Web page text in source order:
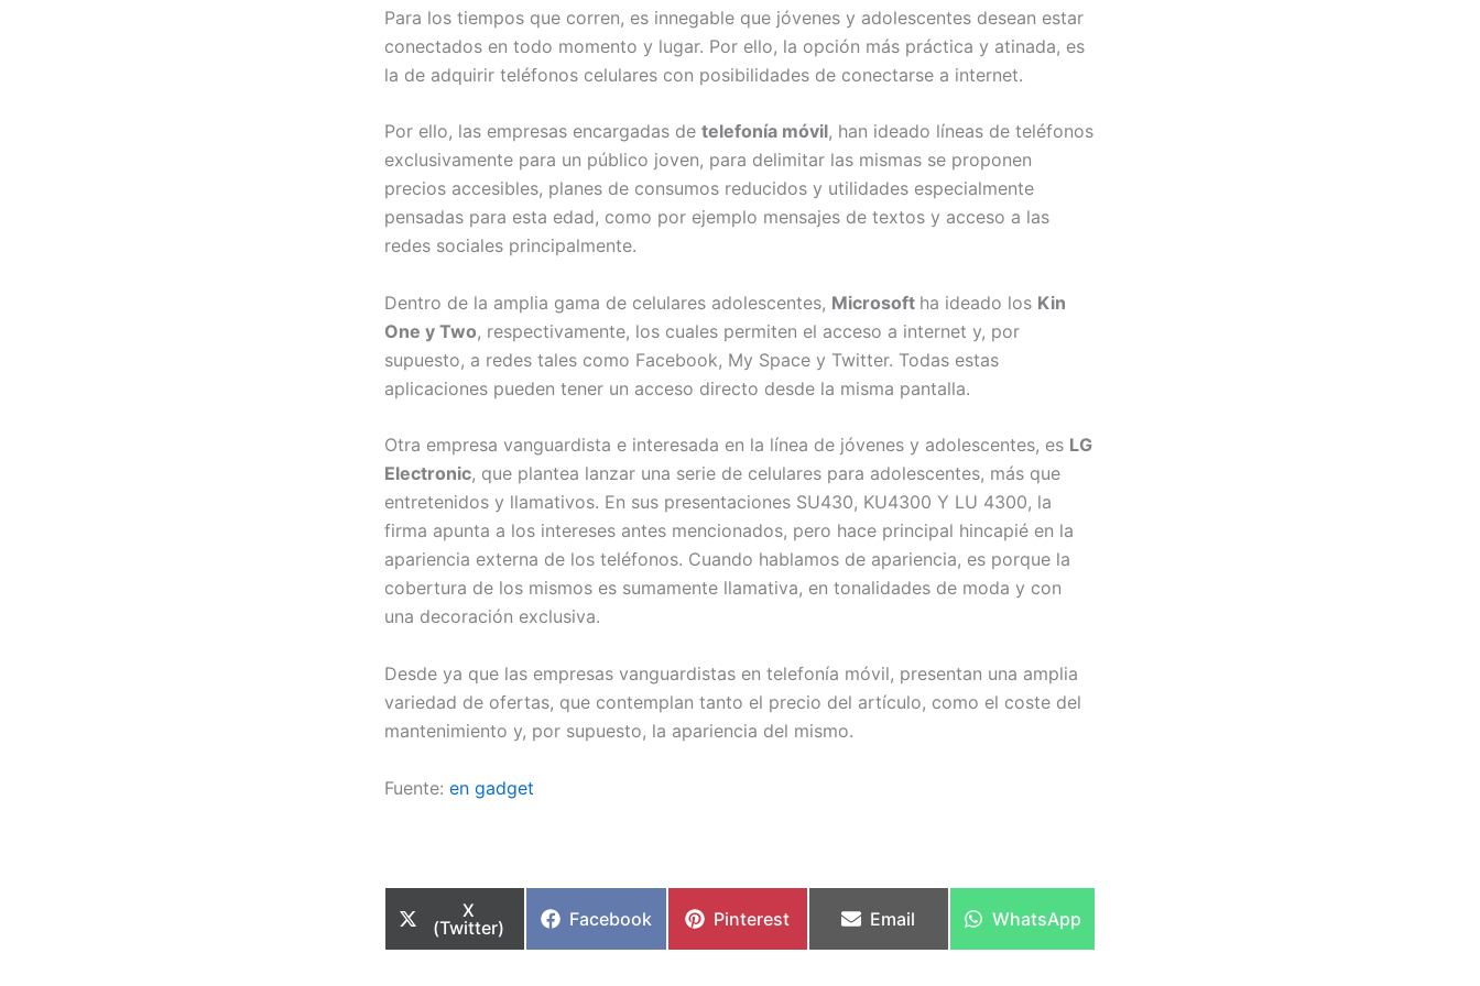
Para los tiempos que corren, es innegable que jóvenes y adolescentes desean estar
conectados en todo momento y lugar. Por ello, la opción más práctica y atinada, es
la de adquirir teléfonos celulares con posibilidades de conectarse a internet.
Por ello, las empresas encargadas de telefonía móvil, han ideado líneas de teléfonos
exclusivamente para un público joven, para delimitar las mismas se proponen
precios accesibles, planes de consumos reducidos y utilidades especialmente
pensadas para esta edad, como por ejemplo mensajes de textos y acceso a las
redes sociales principalmente.
Dentro de la amplia gama de celulares adolescentes, Microsoft ha ideado los Kin
One y Two, respectivamente, los cuales permiten el acceso a internet y, por
supuesto, a redes tales como Facebook, My Space y Twitter. Todas estas
aplicaciones pueden tener un acceso directo desde la misma pantalla.
Otra empresa vanguardista e interesada en la línea de jóvenes y adolescentes, es LG
Electronic, que plantea lanzar una serie de celulares para adolescentes, más que
entretenidos y llamativos. En sus presentaciones SU430, KU4300 Y LU 4300, la
firma apunta a los intereses antes mencionados, pero hace principal hincapié en la
apariencia externa de los teléfonos. Cuando hablamos de apariencia, es porque la
cobertura de los mismos es sumamente llamativa, en tonalidades de moda y con
una decoración exclusiva.
Desde ya que las empresas vanguardistas en telefonía móvil, presentan una amplia
variedad de ofertas, que contemplan tanto el precio del artículo, como el coste del
mantenimiento y, por supuesto, la apariencia del mismo.
Fuente: en gadget
Compartir
en
X
(Twitter)
Compartir
Facebook
Compartir
Pinterest
Compartir
Email
Compartir
WhatsApp